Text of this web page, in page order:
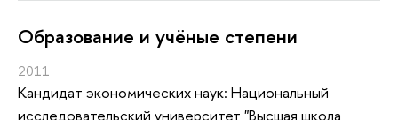
Oбразование и учёные степени
2011
Кандидат экономических наук: Национальный
исследовательский университет "Высшая школа